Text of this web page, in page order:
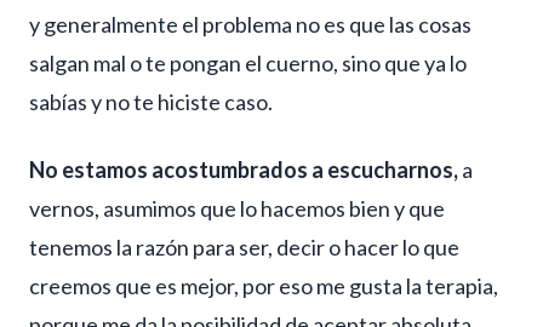
y generalmente el problema no es que las cosas
salgan mal o te pongan el cuerno, sino que ya lo
sabías y no te hiciste caso.
No estamos acostumbrados a escucharnos,a
vernos, asumimos que lo hacemos bien y que
tenemos la razón para ser, decir o hacer lo que
creemos que es mejor, por eso me gusta la terapia,